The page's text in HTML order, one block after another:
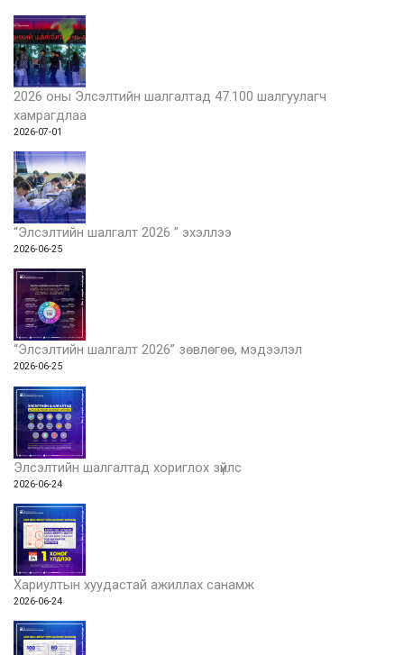
2026 оны Элсэлтийн шалгалтад 47.100 шалгуулагч
хамрагдлаа
2026-07-01
“Элсэлтийн шалгалт 2026 ” эхэллээ
2026-06-25
“Элсэлтийн шалгалт 2026” зөвлөгөө, мэдээлэл
2026-06-25
Элсэлтийн шалгалтад хориглох зүйлс
2026-06-24
Хариултын хуудастай ажиллах санамж
2026-06-24